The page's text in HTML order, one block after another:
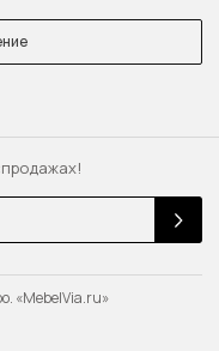
«MebelVia.ru»